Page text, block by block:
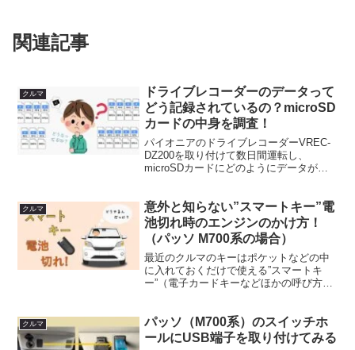
関連記事
クルマ
ドライブレコーダーのデータって
どう記録されているの？microSD
カードの中身を調査！
パイオニアのドライブレコーダーVREC-
DZ200を取り付けて数日間運転し、
microSDカードにどのようにデータが記
す。製品に同梱のmicroSDカードは１６
GBです...
クルマ
意外と知らない”スマートキー”電
池切れ時のエンジンのかけ方！
（パッソ M700系の場合）
最近のクルマのキーはポケットなどの中
に入れておくだけで使える”スマートキ
ー”（電子カードキーなどほかの呼び方あ
受信）して動作しているためやがては電
池が消耗して動作しなく...
クルマ
パッソ（M700系）のスイッチホ
ールにUSB端子を取り付けてみる